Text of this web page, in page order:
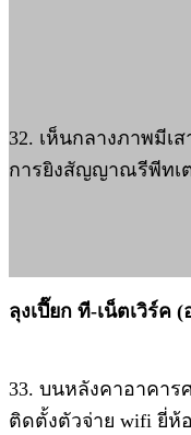
32. เห็นกลางภาพมีเ
การยิงสัญญาณรีพีทเ
ลุงเปี๊ยก ที-เน็ตเวิร์ค
33. บนหลังคาอาคา
ติดตั้งตัวจ่าย wifi ยี่ห้